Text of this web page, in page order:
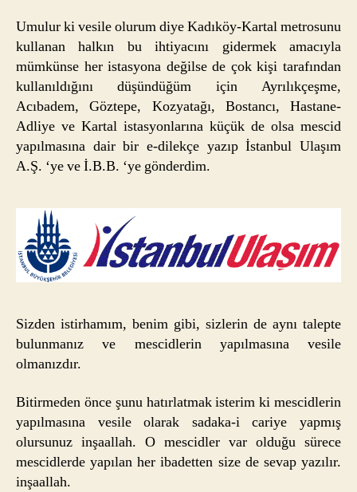
Umulur ki vesile olurum diye Kadıköy-Kartal metrosunu
kullanan halkın bu ihtiyacını gidermek amacıyla
mümkünse her istasyona değilse de çok kişi tarafından
kullanıldığını düşündüğüm için Ayrılıkçeşme,
Acıbadem, Göztepe, Kozyatağı, Bostancı, Hastane-
Adliye ve Kartal istasyonlarına küçük de olsa mescid
yapılmasına dair bir e-dilekçe yazıp İstanbul Ulaşım
A.Ş. ‘ye ve İ.B.B. ‘ye gönderdim.
Sizden istirhamım, benim gibi, sizlerin de aynı talepte
bulunmanız ve mescidlerin yapılmasına vesile
olmanızdır.
Bitirmeden önce şunu hatırlatmak isterim ki mescidlerin
yapılmasına vesile olarak sadaka-i cariye yapmış
olursunuz inşaallah. O mescidler var olduğu sürece
mescidlerde yapılan her ibadetten size de sevap yazılır.
inşaallah.